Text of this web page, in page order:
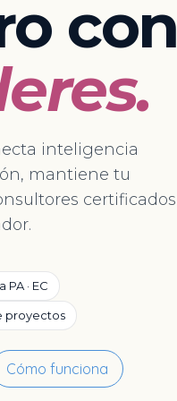
con
inteligencia
mantiene tu
certificados
· EC
proyectos
Cómo funciona